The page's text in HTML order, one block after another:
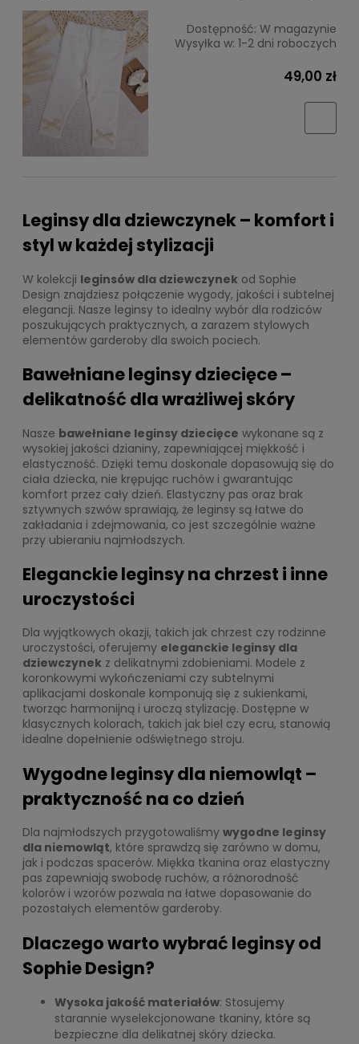
Dostępność: W magazynie
Wysyłka w: 1-2 dni roboczych
49,00 zł
Leginsy dla dziewczynek – komfort i
styl w każdej stylizacji
W kolekcji leginsów dla dziewczynek od Sophie
Design znajdziesz połączenie wygody, jakości i subtelnej
elegancji. Nasze leginsy to idealny wybór dla rodziców
poszukujących praktycznych, a zarazem stylowych
elementów garderoby dla swoich pociech.
Bawełniane leginsy dziecięce –
delikatność dla wrażliwej skóry
Nasze bawełniane leginsy dziecięce wykonane są z
wysokiej jakości dzianiny, zapewniającej miękkość i
elastyczność. Dzięki temu doskonale dopasowują się do
ciała dziecka, nie krępując ruchów i gwarantując
komfort przez cały dzień. Elastyczny pas oraz brak
sztywnych szwów sprawiają, że leginsy są łatwe do
zakładania i zdejmowania, co jest szczególnie ważne
przy ubieraniu najmłodszych.
Eleganckie leginsy na chrzest i inne
uroczystości
Dla wyjątkowych okazji, takich jak chrzest czy rodzinne
uroczystości, oferujemy eleganckie leginsy dla
dziewczynek z delikatnymi zdobieniami. Modele z
koronkowymi wykończeniami czy subtelnymi
aplikacjami doskonale komponują się z sukienkami,
tworząc harmonijną i uroczą stylizację. Dostępne w
klasycznych kolorach, takich jak biel czy ecru, stanowią
idealne dopełnienie odświętnego stroju.
Wygodne leginsy dla niemowląt –
praktyczność na co dzień
Dla najmłodszych przygotowaliśmy wygodne leginsy
dla niemowląt, które sprawdzą się zarówno w domu,
jak i podczas spacerów. Miękka tkanina oraz elastyczny
pas zapewniają swobodę ruchów, a różnorodność
kolorów i wzorów pozwala na łatwe dopasowanie do
pozostałych elementów garderoby.
Dlaczego warto wybrać leginsy od
Sophie Design?
Wysoka jakość materiałów: Stosujemy
starannie wyselekcjonowane tkaniny, które są
bezpieczne dla delikatnej skóry dziecka.